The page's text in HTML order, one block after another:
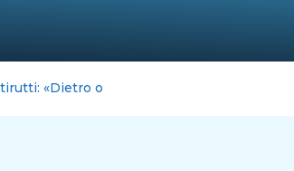
ogni pratica di credito ci sono progetti da